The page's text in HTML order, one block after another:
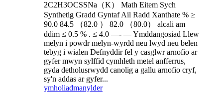
2C2H3OCSSNa（K） Math Eitem Sych
Synthetig Gradd Gyntaf Ail Radd Xanthate % ≥
90.0 84.5 （82.0 ） 82.0 （80.0） alcali am
ddim ≤ 0.5 % . ≤ 4.0 —- — Ymddangosiad Llew
melyn i powdr melyn-wyrdd neu lwyd neu belen
tebyg i wialen Defnyddir fel y casglwr arnofio ar
gyfer mwyn sylffid cymhleth metel anfferrus,
gyda detholusrwydd canolig a gallu arnofio cryf,
sy'n addas ar gyfer...
ymholiadmanylder